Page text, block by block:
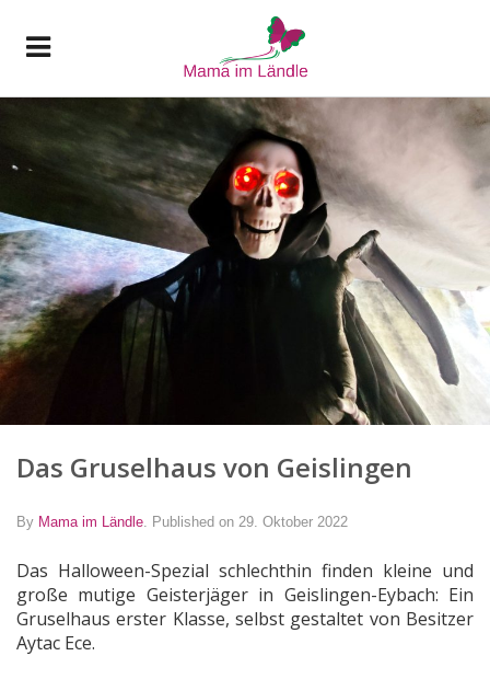
Das Gruselhaus von Geislingen
By Mama im Ländle Published on 29. Oktober 2022
Das Halloween-Spezial schlechthin finden kleine und
große mutige Geisterjäger in Geislingen-Eybach: Ein
Gruselhaus erster Klasse, selbst gestaltet von Besitzer
Aytac Ece.